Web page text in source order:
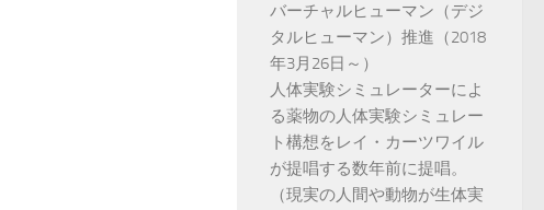
バーチャルヒューマン（デジ
タルヒューマン）推進（2018
年3月26日～）
人体実験シミュレーターによ
る薬物の人体実験シミュレー
ト構想をレイ・カーツワイル
が提唱する数年前に提唱。
（現実の人間や動物が生体実